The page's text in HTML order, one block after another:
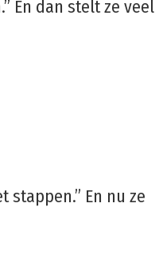
En dan stelt ze veel
stappen.” En nu ze